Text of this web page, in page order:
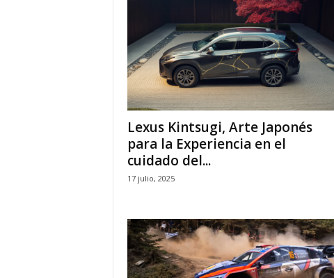
Lexus Kintsugi, Arte Japonés
para la Experiencia en el
cuidado del...
17 julio, 2025